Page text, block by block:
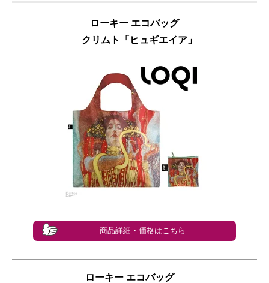
ローキー エコバッグ
クリムト「ヒュギエイア」
商品詳細・価格はこちら
ローキー エコバッグ